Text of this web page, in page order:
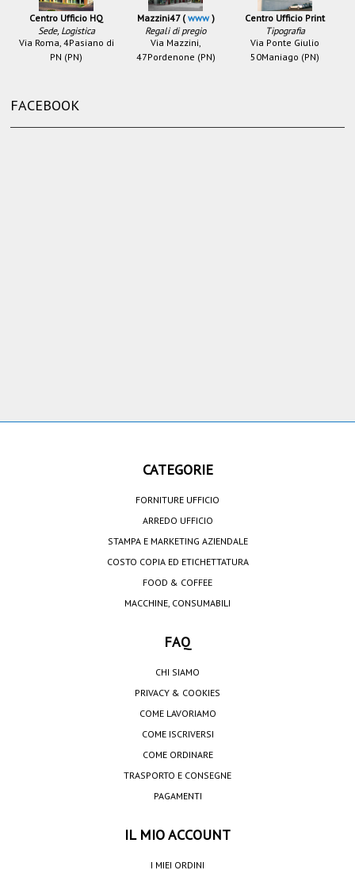
Centro Ufficio HQ
Sede, Logistica
Via Roma, 4Pasiano di
PN (PN)
Mazzini47 (www)
Regali di pregio
Via Mazzini,
47Pordenone (PN)
Centro Ufficio Print
Tipografia
Via Ponte Giulio
50Maniago (PN)
FACEBOOK
CATEGORIE
FORNITURE UFFICIO
ARREDO UFFICIO
STAMPA E MARKETING AZIENDALE
COSTO COPIA ED ETICHETTATURA
FOOD & COFFEE
MACCHINE, CONSUMABILI
FAQ
CHI SIAMO
PRIVACY & COOKIES
COME LAVORIAMO
COME ISCRIVERSI
COME ORDINARE
TRASPORTO E CONSEGNE
PAGAMENTI
IL MIO ACCOUNT
I MIEI ORDINI